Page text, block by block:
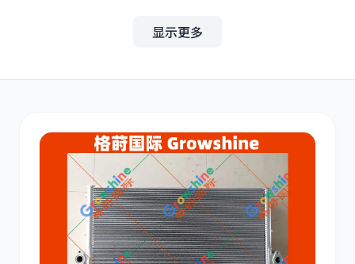
其他 小松
沃尔沃 康明斯
显示更多